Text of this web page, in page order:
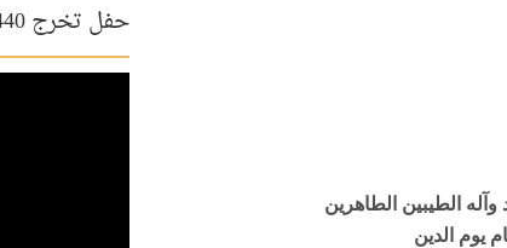
الطيبين الطاهرين
يوم الدين
حفل تخرج 1440 هـ